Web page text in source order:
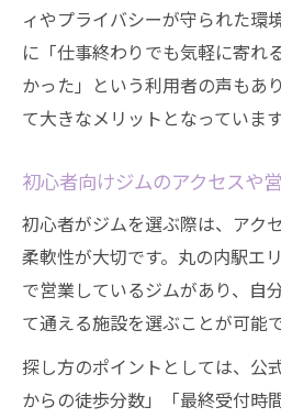
ィやプライバシーが守られた環
に「仕事終わりでも気軽に寄れ
かった」という利用者の声もあ
て大きなメリットとなっています
初心者向けジムのアクセスや
初心者がジムを選ぶ際は、アク
柔軟性が大切です。丸の内駅エ
で営業しているジムがあり、自
て通える施設を選ぶことが可能で
探し方のポイントとしては、公
からの徒歩分数」「最終受付時